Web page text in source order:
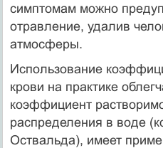
симптомам можно
отравление, удалив
атмосферы.
Использование
крови на практике
коэффициент
распределения в воде
Оствальда), имеет